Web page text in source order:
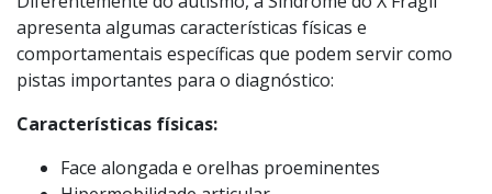
sinais distintivos."
Os sinais que não devem ser ignorados
apresenta algumas características físicas e
pistas importantes para o diagnóstico: